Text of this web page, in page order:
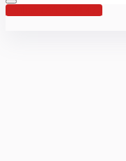
Hotline:0961 894 472